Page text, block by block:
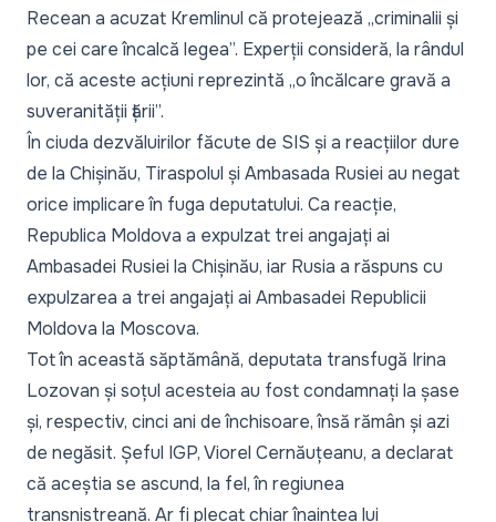
Recean a acuzat Kremlinul că protejează „criminalii și
pe cei care încalcă legea”. Experții consideră, la rândul
lor, că aceste acțiuni reprezintă „o încălcare gravă a
suveranității țării”.
În ciuda dezvăluirilor făcute de SIS și a reacțiilor dure
de la Chișinău, Tiraspolul și Ambasada Rusiei au negat
orice implicare în fuga deputatului. Ca reacție,
Republica Moldova a expulzat trei angajați ai
Ambasadei Rusiei la Chișinău, iar Rusia a răspuns cu
expulzarea a trei angajați ai Ambasadei Republicii
Moldova la Moscova.
Tot în această săptămână, deputata transfugă Irina
Lozovan și soțul acesteia au fost condamnați la șase
și, respectiv, cinci ani de închisoare, însă rămân și azi
de negăsit. Șeful IGP, Viorel Cernăuțeanu, a declarat
că aceștia se ascund, la fel, în regiunea
transnistreană. Ar fi plecat chiar înaintea lui